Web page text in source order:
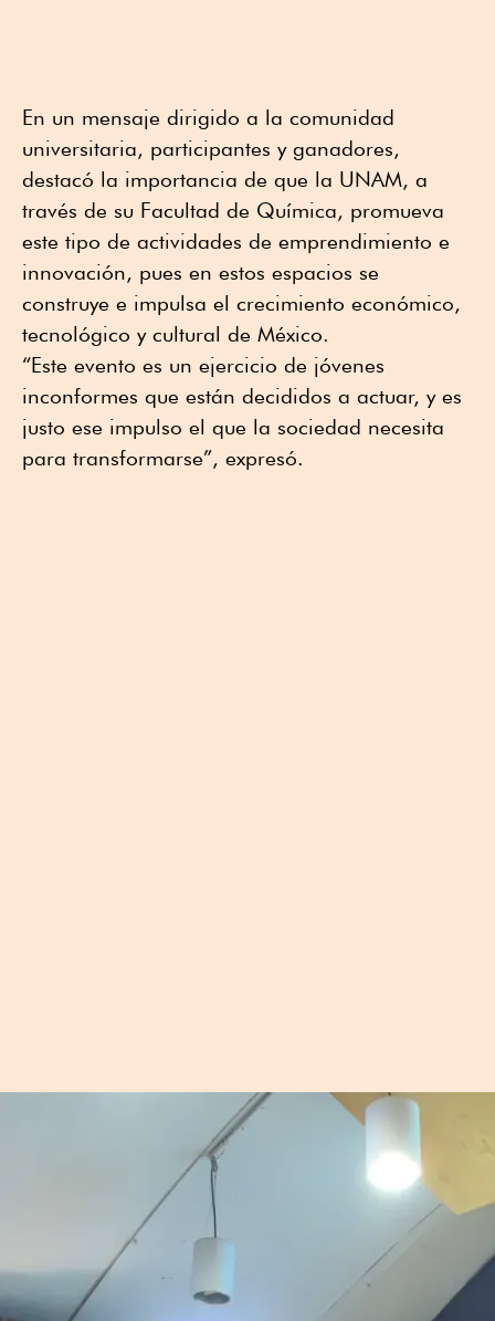
En un mensaje dirigido a la comunidad
universitaria, participantes y ganadores,
destacó la importancia de que la UNAM, a
través de su Facultad de Química, promueva
este tipo de actividades de emprendimiento e
innovación, pues en estos espacios se
construye e impulsa el crecimiento económico,
tecnológico y cultural de México.
“Este evento es un ejercicio de jóvenes
inconformes que están decididos a actuar, y es
justo ese impulso el que la sociedad necesita
para transformarse”, expresó.